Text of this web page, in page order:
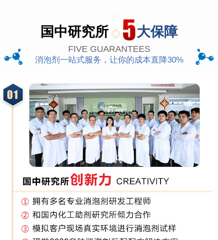
国中研究所 大保障
FIVE GUARANTEES
消泡剂一站式服务，让你的成本直降30%